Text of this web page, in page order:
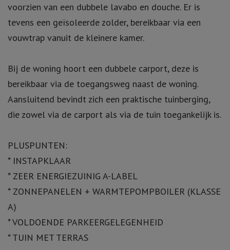
voorzien van een dubbele lavabo en douche. Er is
tevens een geïsoleerde zolder, bereikbaar via een
vouwtrap vanuit de kleinere kamer.
Bij de woning hoort een dubbele carport, deze is
bereikbaar via de toegangsweg naast de woning.
Aansluitend bevindt zich een praktische tuinberging,
die zowel via de carport als via de tuin toegankelijk is.
PLUSPUNTEN:
* INSTAPKLAAR
* ZEER ENERGIEZUINIG A-LABEL
* ZONNEPANELEN + WARMTEPOMPBOILER (KLASSE
A)
* VOLDOENDE PARKEERGELEGENHEID
* TUIN MET TERRAS